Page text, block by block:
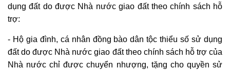
dụng đất do được Nhà nước giao đất theo chính sách hỗ
trợ:
- Hộ gia đình, cá nhân đồng bào dân tộc thiểu số sử dụng
đất do được Nhà nước giao đất theo chính sách hỗ trợ của
Nhà nước chỉ được chuyển nhượng, tặng cho quyền sử